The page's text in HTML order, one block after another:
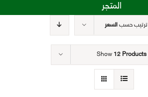
المتجر
ترتيب حسبالسعر
Show 12 Products